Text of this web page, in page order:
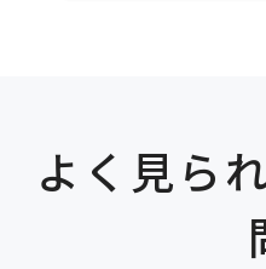
よく見ら